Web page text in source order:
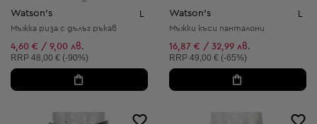
Watson's L
Мъжка риза с дълъг ръкав
4,60 € / 9,00 лв.
Препоръчителна цена:
RRP 48,00 € (-90%)
Watson's L
Мъжки къси панталони
16,87 € / 32,99 лв.
Препоръчителна цена:
RRP 49,00 € (-65%)